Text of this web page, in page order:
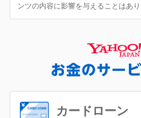
ンツの内容に影響を与えることはあり
カードローン